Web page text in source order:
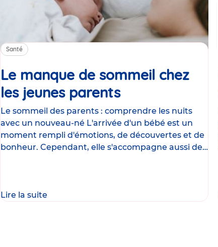
Santé
Le manque de sommeil chez
les jeunes parentsArticle
Le sommeil des parents : comprendre les nuits
avec un nouveau-né L'arrivée d'un bébé est un
moment rempli d'émotions, de découvertes et de
bonheur. Cependant, elle s'accompagne aussi de
Lire la suite